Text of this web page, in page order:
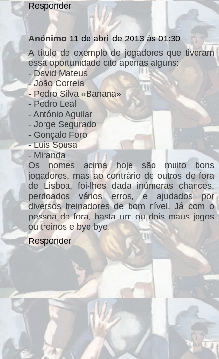
Responder
Anónimo 11 de abril de 2013 às 01:30
A título de exemplo de jogadores que tiveram
essa oportunidade cito apenas alguns:
- David Mateus
- João Correia
- Pedro Silva «Banana»
- Pedro Leal
- António Aguilar
- Jorge Segurado
- Gonçalo Foro
- Luis Sousa
- Miranda
Os nomes acima hoje são muito bons
jogadores, mas ao contrário de outros de fora
de Lisboa, foi-lhes dada inúmeras chances,
perdoados vários erros, e ajudados por
diversos treinadores de bom nível. Já com o
pessoa de fora, basta um ou dois maus jogos
ou treinos e bye bye.
Responder